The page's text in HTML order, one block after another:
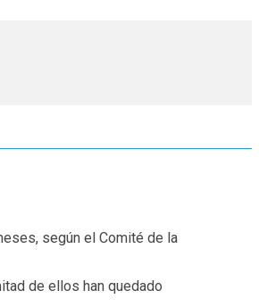
según el Comité de la
de ellos han quedado